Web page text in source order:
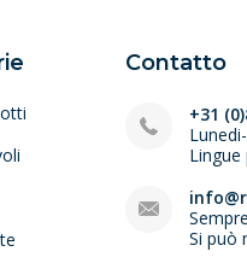
Contatto
+31
Lingue
Si può